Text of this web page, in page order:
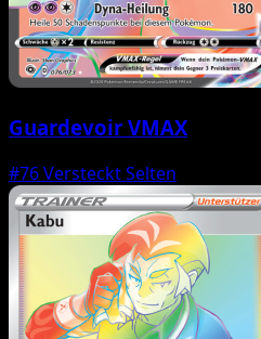
Guardevoir VMAX
#76Versteckt Selten